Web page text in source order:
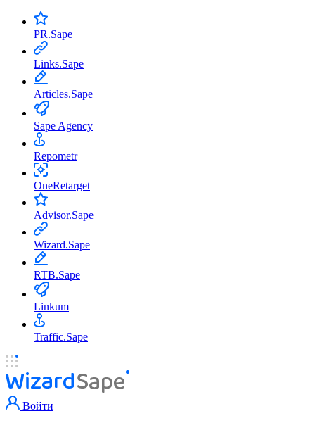
PR.Sape
Links.Sape
Articles.Sape
Sape Agency
Repometr
OneRetarget
Advisor.Sape
Wizard.Sape
RTB.Sape
Linkum
Traffic.Sape
Войти